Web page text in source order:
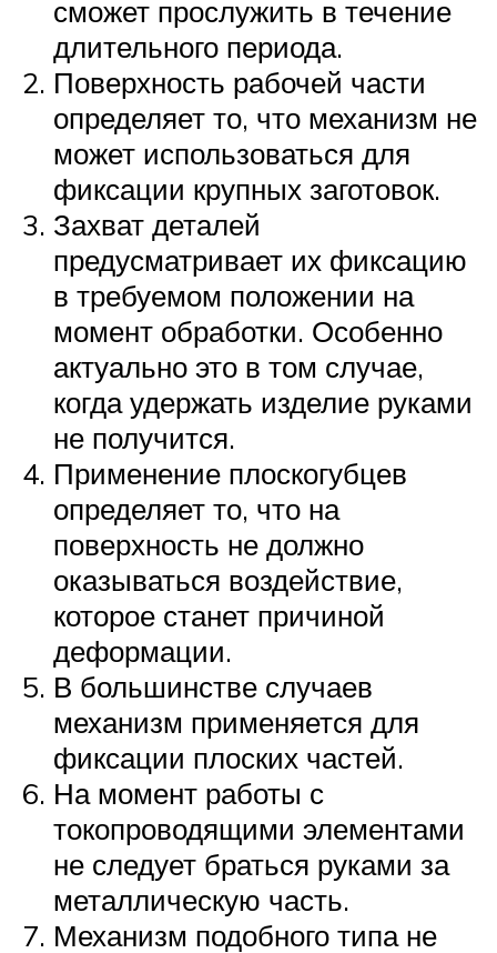
сможет прослужить в течение
длительного периода.
Поверхность рабочей части
определяет то, что механизм не
может использоваться для
фиксации крупных заготовок.
Захват деталей
предусматривает их фиксацию
в требуемом положении на
момент обработки. Особенно
актуально это в том случае,
когда удержать изделие руками
не получится.
Применение плоскогубцев
определяет то, что на
поверхность не должно
оказываться воздействие,
которое станет причиной
деформации.
В большинстве случаев
механизм применяется для
фиксации плоских частей.
На момент работы с
токопроводящими элементами
не следует браться руками за
металлическую часть.
Механизм подобного типа не